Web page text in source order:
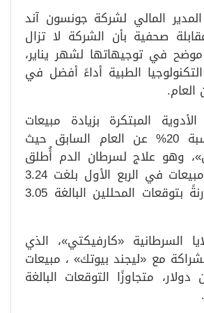
المالي لشركة جونسون آند
صحفية بأن الشركة لا تزال
في توجيهاتها لشهر يناير،
الطبية أداءً أفضل في
المبتكرة بزيادة مبيعات
«دارزالكس» بنسبة 20% عن العام السابق حيث
وهو علاج لسرطان الدم أُطلق
في عام 2015، مبيعات في الربع الأول بلغت 3.24
مليار دولار، مقارنةً بتوقعات المحللين البالغة 3.05
السرطانية «كارفيكتي»، الذي
مع «ليجند بيوتك» ، مبيعات
مليون دولار، متجاوزًا التوقعات البالغة